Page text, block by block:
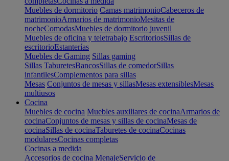
Muebles de dormitorio Camas matrimonioCabeceros de
matrimonioArmarios de matrimonioMesitas de
nocheComodasMuebles de dormitorio juvenil
Muebles de oficina y teletrabajo EscritoriosSillas de
escritorioEstanterías
Muebles de Gaming Sillas gaming
Sillas TaburetesBancosSillas de comedorSillas
infantilesComplementos para sillas
Mesas Conjuntos de mesas y sillasMesas extensiblesMesas
multiusos
Cocina
Muebles de cocina Muebles auxiliares de cocinaArmarios de
cocinaConjuntos de mesas y sillas de cocinaMesas de
cocinaSillas de cocinaTaburetes de cocinaCocinas
modularesCocinas completas
Cocinas a medida
Accesorios de cocina MenajeServicio de